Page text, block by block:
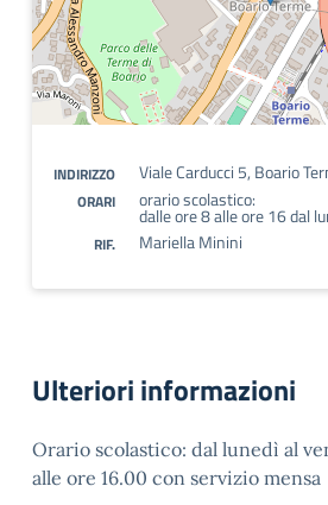
INDIRIZZO Viale Carducci 5, Boario
ORARI orario scolastico:
dalle ore 8 alle ore 16 dal
RIF. Mariella Minini
Ulteriori informazioni
Orario scolastico: dal lunedì al
alle ore 16.00 con servizio mensa